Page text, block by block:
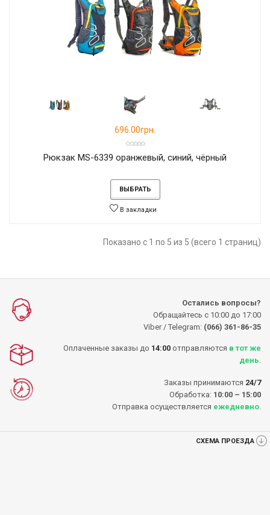
696.00грн.
Рюкзак MS-6339 оранжевый, синий, чёрный
ВЫБРАТЬ
В закладки
Показано с 1 по 5 из 5 (всего 1 страниц)
Остались вопросы?
Обращайтесь с 10:00 до 17:00
Viber / Telegram: (066) 361-86-35
Оплаченные заказы до 14:00 отправляются в тот же
день
Заказы принимаются 24/7
Обработка: 10:00 – 15:00
Отправка осуществляется ежедневно
СХЕМА ПРОЕЗДА